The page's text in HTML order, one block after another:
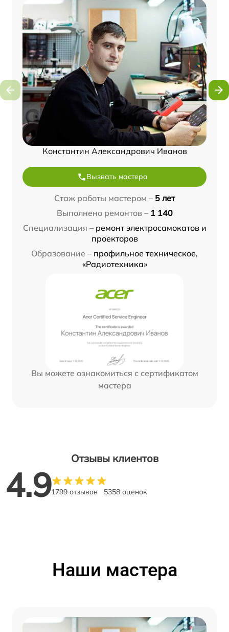
Константин Александрович Иванов
Вызвать мастера
Стаж работы мастером – 5 лет
Выполнено ремонтов – 1 140
Специализация – ремонт электросамокатов и
проекторов
Образование – профильное техническое,
«Радиотехника»
Вы можете ознакомиться с сертификатом
мастера
Отзывы клиентов
4.91799 отзывов 5358 оценок
Наши мастера